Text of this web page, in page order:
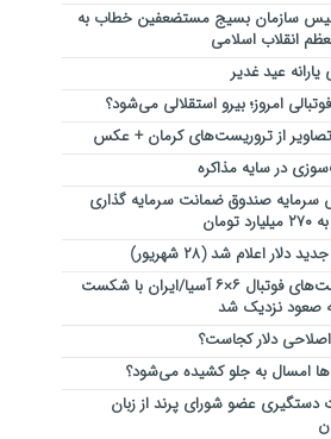
سازمان بسیج مستضعفین خطاب به
انقلاب اسلامی
یارانه عید غدیر
امروز؛ بیرو استقلالی می‌شود؟
تصاویر از تروریست‌های کرمان + عکس
در سایه مذاکره
سرمایه صندوق ضمانت سرمایه گذاری
تومان
دلار اعلام شد (۲۸ شهریور)
جام ملت‌های فوتبال ۶×۶ آسیا/ایران با شکست
صعود نزدیک شد
دلار کجاست؟
امسال به جلو کشیده می‌شود؟
دستگیری عضو شورای پرند از زبان